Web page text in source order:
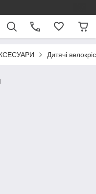
Дитячі